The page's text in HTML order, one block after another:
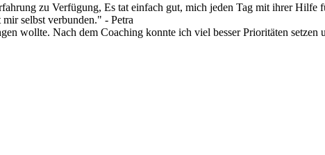
zu Verfügung, Es tat einfach gut, mich jeden Tag mit ihrer Hilfe
selbst verbunden." - Petra
wollte. Nach dem Coaching konnte ich viel besser Prioritäten setzen